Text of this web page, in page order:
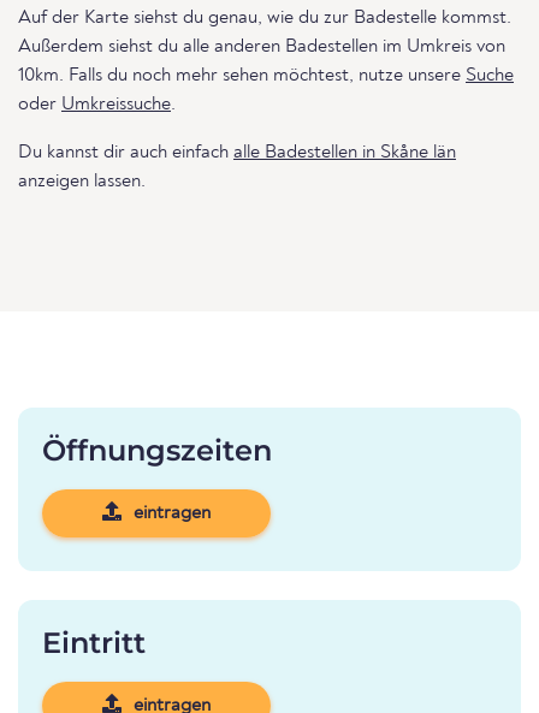
Auf der Karte siehst du genau, wie du zur Badestelle kommst.
Außerdem siehst du alle anderen Badestellen im Umkreis von
10km. Falls du noch mehr sehen möchtest, nutze unsere Suche
oder Umkreissuche.
Du kannst dir auch einfach alle Badestellen in Skåne län
anzeigen lassen.
Öffnungszeiten
eintragen
Eintritt
eintragen